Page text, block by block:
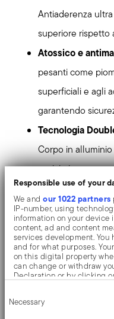
Responsible use of your
We andour 1022 partners
IP-number, using
information on your device
content, ad and content
services development.
and for what purposes.
on this digital property
can change or withdraw
Declaration or by clicking
Collect information
Selection
Necessary
Antiaderenza
superiore rispetto
Atossico e
pesanti come
superficiali e agli
garantendo
Tecnologia
Corpo in
acciaio inox per
shock termici.
Distribuzione
piatto per cotture
controllo
Compatibile
elettrico,
Praticità